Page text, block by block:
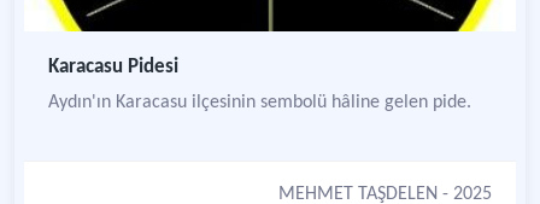
Karacasu Pidesi
Aydın'ın Karacasu ilçesinin sembolü hâline gelen pide.
MEHMET TAŞDELEN - 2025